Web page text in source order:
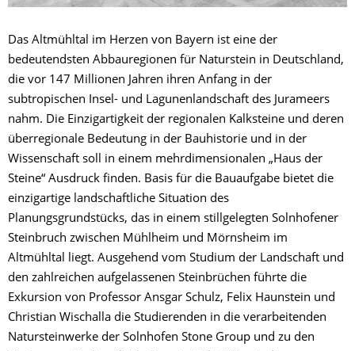
Das Altmühltal im Herzen von Bayern ist eine der
bedeutendsten Abbauregionen für Naturstein in Deutschland,
die vor 147 Millionen Jahren ihren Anfang in der
subtropischen Insel- und Lagunenlandschaft des Jurameers
nahm. Die Einzigartigkeit der regionalen Kalksteine und deren
überregionale Bedeutung in der Bauhistorie und in der
Wissenschaft soll in einem mehrdimensionalen „Haus der
Steine“ Ausdruck finden. Basis für die Bauaufgabe bietet die
einzigartige landschaftliche Situation des
Planungsgrundstücks, das in einem stillgelegten Solnhofener
Steinbruch zwischen Mühlheim und Mörnsheim im
Altmühltal liegt. Ausgehend vom Studium der Landschaft und
den zahlreichen aufgelassenen Steinbrüchen führte die
Exkursion von Professor Ansgar Schulz, Felix Haunstein und
Christian Wischalla die Studierenden in die verarbeitenden
Natursteinwerke der Solnhofen Stone Group und zu den